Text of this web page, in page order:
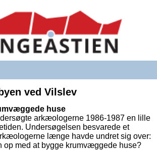
ved Vilslev
huse
arkæologerne 1986-1987 en lille
Undersøgelsen besvarede et
længe havde undret sig over:
op med at bygge krumvæggede huse?